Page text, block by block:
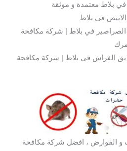
بلاط معتمدة و موثقة
في بلاط
في بلاط | شركة مكافحة
الفراش في بلاط | شركة مكافحة
و القوارض ، افضل شركة مكافحة